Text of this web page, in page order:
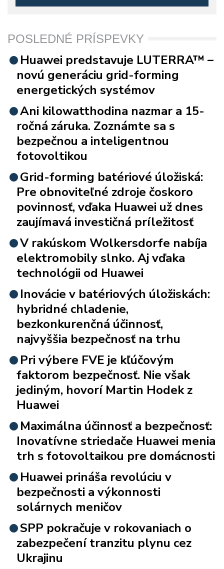
POSLEDNÉ PRÍSPEVKY
Huawei predstavuje LUTERRA™ –
novú generáciu grid-forming
energetických systémov
Ani kilowatthodina nazmar a 15-
ročná záruka. Zoznámte sa s
bezpečnou a inteligentnou
fotovoltikou
Grid-forming batériové úložiská:
Pre obnoviteľné zdroje čoskoro
povinnosť, vďaka Huawei už dnes
zaujímavá investičná príležitosť
V rakúskom Wolkersdorfe nabíja
elektromobily slnko. Aj vďaka
technológii od Huawei
Inovácie v batériových úložiskách:
hybridné chladenie,
bezkonkurenčná účinnosť,
najvyššia bezpečnosť na trhu
Pri výbere FVE je kľúčovým
faktorom bezpečnosť. Nie však
jediným, hovorí Martin Hodek z
Huawei
Maximálna účinnosť a bezpečnosť:
Inovatívne striedače Huawei menia
trh s fotovoltaikou pre domácnosti
Huawei prináša revolúciu v
bezpečnosti a výkonnosti
solárnych meničov
SPP pokračuje v rokovaniach o
zabezpečení tranzitu plynu cez
Ukrajinu